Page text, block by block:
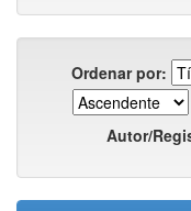
Ordenar por:
Autor/